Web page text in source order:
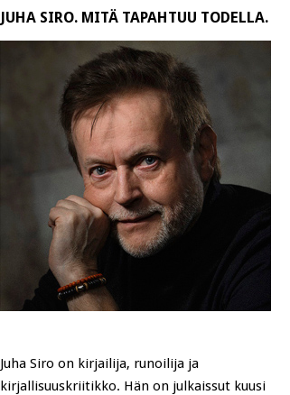
JUHA SIRO. MITÄ TAPAHTUU TODELLA.
Juha Siro on kirjailija, runoilija ja
kirjallisuuskriitikko. Hän on julkaissut kuusi